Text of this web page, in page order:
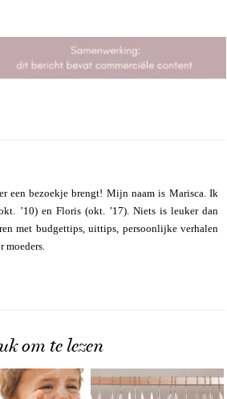
een bezoekje brengt! Mijn naam is Marisca. Ik
’10) en Floris (okt. ’17). Niets is leuker dan
met budgettips, uittips, persoonlijke verhalen
moeders.
om te lezen